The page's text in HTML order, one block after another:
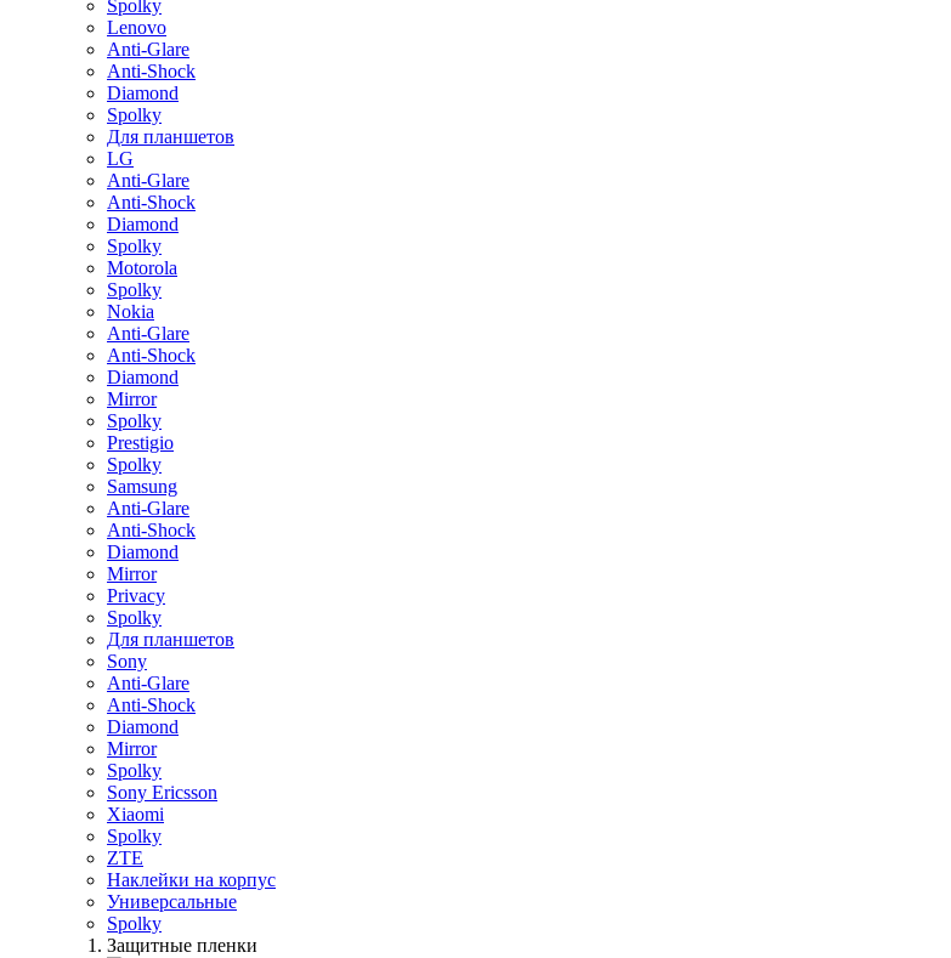
Spolky
Lenovo
Anti-Glare
Anti-Shock
Diamond
Spolky
Для планшетов
LG
Anti-Glare
Anti-Shock
Diamond
Spolky
Motorola
Spolky
Nokia
Anti-Glare
Anti-Shock
Diamond
Mirror
Spolky
Prestigio
Spolky
Samsung
Anti-Glare
Anti-Shock
Diamond
Mirror
Privacy
Spolky
Для планшетов
Sony
Anti-Glare
Anti-Shock
Diamond
Mirror
Spolky
Sony Ericsson
Xiaomi
Spolky
ZTE
Наклейки на корпус
Универсальные
Spolky
Защитные пленки